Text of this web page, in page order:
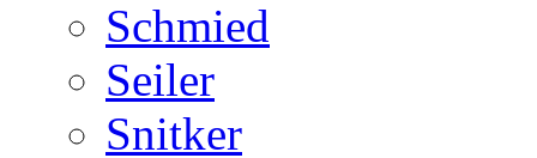
Schmied
Seiler
Snitker